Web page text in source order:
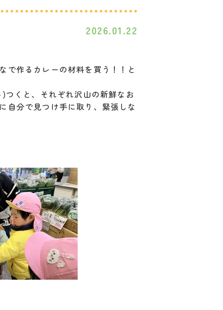
2026.01.22
で作るカレーの材料を買う！！と
つくと、それぞれ沢山の新鮮なお
自分で見つけ手に取り、緊張しな